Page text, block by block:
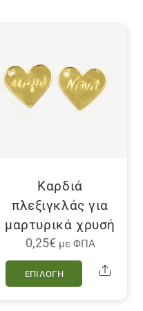
Καρδιά
πλεξιγκλάς για
μαρτυρικά χρυσή
0,25€ με ΦΠΑ
ΕΠΙΛΟΓΉ
Αυτό
το
Share